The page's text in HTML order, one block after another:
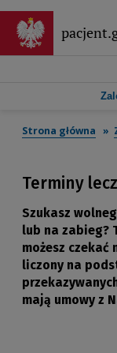
głównej
treści
Strona główna
Terminy
Szukasz
lub na zabieg?
możesz czekać
liczony na
mają umowy z